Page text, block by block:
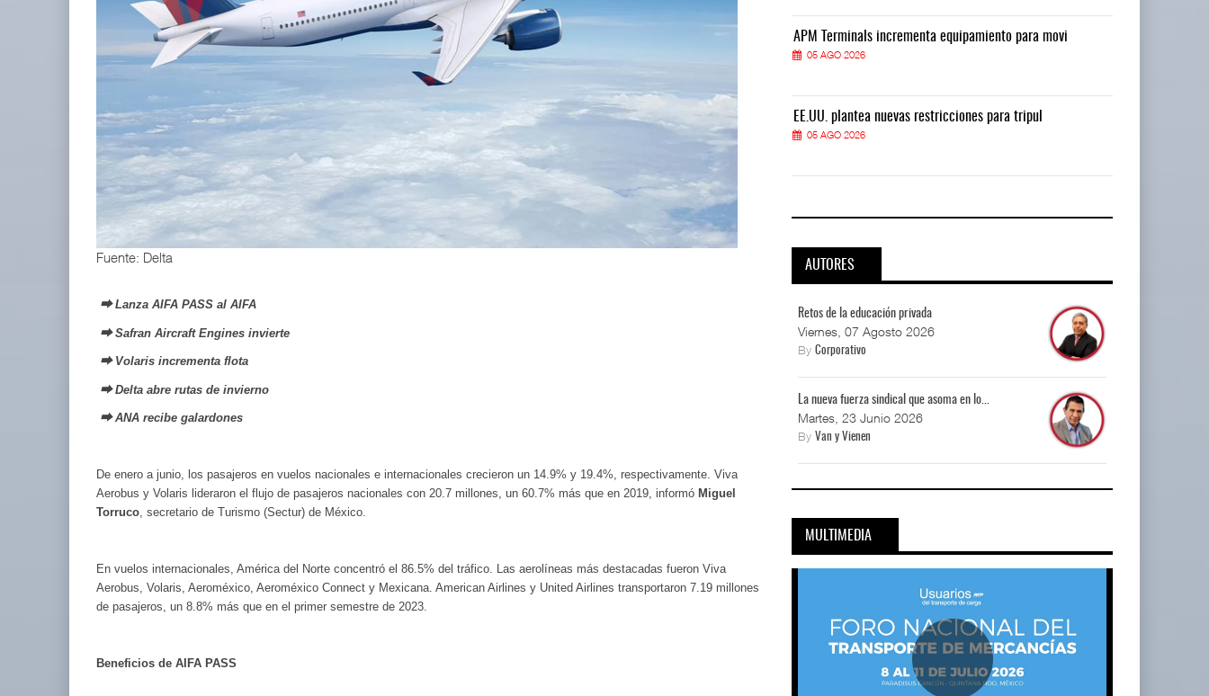
Fuente: Delta
⮕ Lanza AIFA PASS al AIFA
⮕ Safran Aircraft Engines invierte
⮕ Volaris incrementa flota
⮕ Delta abre rutas de invierno
⮕ ANA recibe galardones
De enero a junio, los pasajeros en vuelos nacionales e internacionales crecieron un 14.9% y 19.4%, respectivamente. Viva
Aerobus y Volaris lideraron el flujo de pasajeros nacionales con 20.7 millones, un 60.7% más que en 2019, informó Miguel
Torruco, secretario de Turismo (Sectur) de México.
En vuelos internacionales, América del Norte concentró el 86.5% del tráfico. Las aerolíneas más destacadas fueron Viva
Aerobus, Volaris, Aeroméxico, Aeroméxico Connect y Mexicana. American Airlines y United Airlines transportaron 7.19 millones
de pasajeros, un 8.8% más que en el primer semestre de 2023.
Beneficios de AIFA PASS
APM Terminals incrementa equipamiento para movi
05 AGO 2026
EE.UU. plantea nuevas restricciones para tripul
05 AGO 2026
APM Terminals incrementa equipamiento para movi
05 AGO 2026
EE.UU. plantea nuevas restricciones para tripul
05 AGO 2026
APM Terminals incrementa equipamiento para movi
05 AGO 2026
EE.UU. plantea nuevas restricciones para tripul
05 AGO 2026
AUTORES
Retos de la educación privada
Viernes, 07 Agosto 2026
ByCorporativo
La nueva fuerza sindical que asoma en lo...
Martes, 23 Junio 2026
ByVan y Vienen
MULTIMEDIA